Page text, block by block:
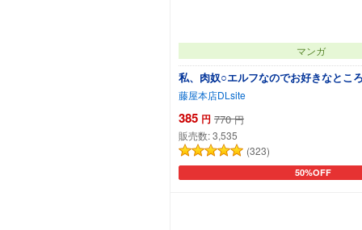
マンガ
私、肉奴○エルフなのでお好きなとこ
藤屋本店DLsite
385 円 770 円
販売数:3,535
(323)
50%OFF
カートに追加